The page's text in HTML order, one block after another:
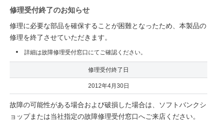
修理受付終了のお知らせ
修理に必要な部品を確保することが困難となったため、本製品の
修理を終了させていただきます。
詳細は故障修理受付窓口にてご確認ください。
修理受付終了日
2012年4月30日
故障の可能性がある場合および破損した場合は、ソフトバンクシ
ョップまたは当社指定の故障修理受付窓口へご来店ください。